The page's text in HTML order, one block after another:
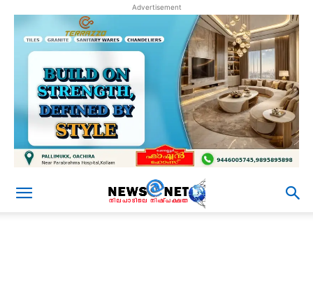
Advertisement